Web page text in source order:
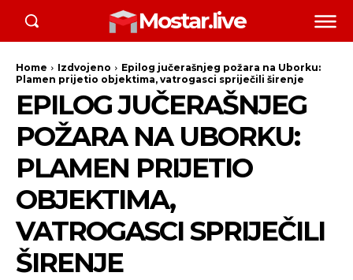
Mostar.live
Home Izdvojeno
Epilog jučerašnjeg požara na Uborku:
Plamen prijetio objektima, vatrogasci spriječili širenje
EPILOG JUČERAŠNJEG
POŽARA NA UBORKU:
PLAMEN PRIJETIO
OBJEKTIMA,
VATROGASCI SPRIJEČILI
ŠIRENJE